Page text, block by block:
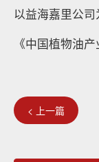
以益海嘉里公司
《中国植物油
< 上一篇